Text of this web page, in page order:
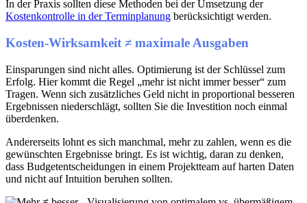
In der Praxis sollten diese Methoden bei der Umsetzung der
Kostenkontrolle in der Terminplanung berücksichtigt werden.
Kosten-Wirksamkeit ≠ maximale Ausgaben
Einsparungen sind nicht alles. Optimierung ist der Schlüssel zum
Erfolg. Hier kommt die Regel „mehr ist nicht immer besser“ zum
Tragen. Wenn sich zusätzliches Geld nicht in proportional besseren
Ergebnissen niederschlägt, sollten Sie die Investition noch einmal
überdenken.
Andererseits lohnt es sich manchmal, mehr zu zahlen, wenn es die
gewünschten Ergebnisse bringt. Es ist wichtig, daran zu denken,
dass Budgetentscheidungen in einem Projektteam auf harten Daten
und nicht auf Intuition beruhen sollten.